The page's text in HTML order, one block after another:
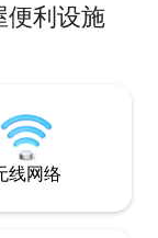
中，在室外座椅上
火坑，尽享私密
便利设施
线网络